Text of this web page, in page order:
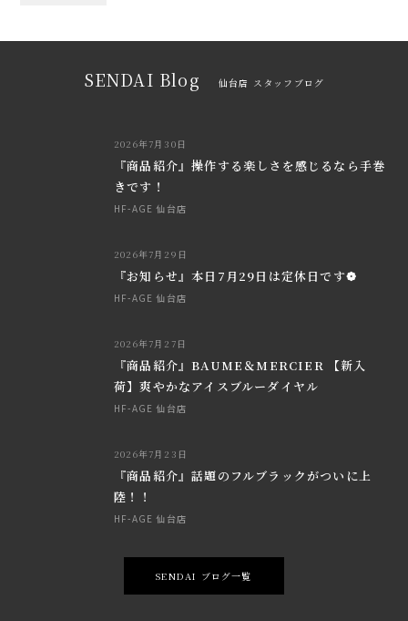
SENDAI Blog 仙台店 スタッフブログ
2026年7月30日
『商品紹介』操作する楽しさを感じるなら手巻
きです！
HF-AGE 仙台店
2026年7月29日
『お知らせ』本日7月29日は定休日です❁
HF-AGE 仙台店
2026年7月27日
『商品紹介』BAUME＆MERCIER 【新入
荷】爽やかなアイスブルーダイヤル
HF-AGE 仙台店
2026年7月23日
『商品紹介』話題のフルブラックがついに上
陸！！
HF-AGE 仙台店
SENDAI ブログ一覧